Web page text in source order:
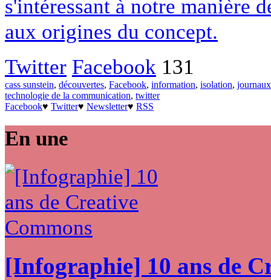
s'intéressant à notre manière
aux origines du concept.
Twitter Facebook 131
cass sunstein, découvertes, Facebook, information, isolation, journaux
technologie de la communication, twitter
Facebook♥ Twitter♥ Newsletter♥ RSS
En une
[Infographie] 10 ans de